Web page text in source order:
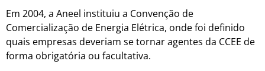
Em 2004, a Aneel instituiu a Convenção de
Comercialização de Energia Elétrica, onde foi definido
quais empresas deveriam se tornar agentes da CCEE de
forma obrigatória ou facultativa.